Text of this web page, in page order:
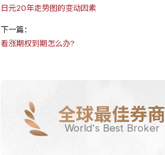
日元20年走势图的变动因素
下一篇：
看涨期权到期怎么办?
全球最佳券商
World's Best Broker